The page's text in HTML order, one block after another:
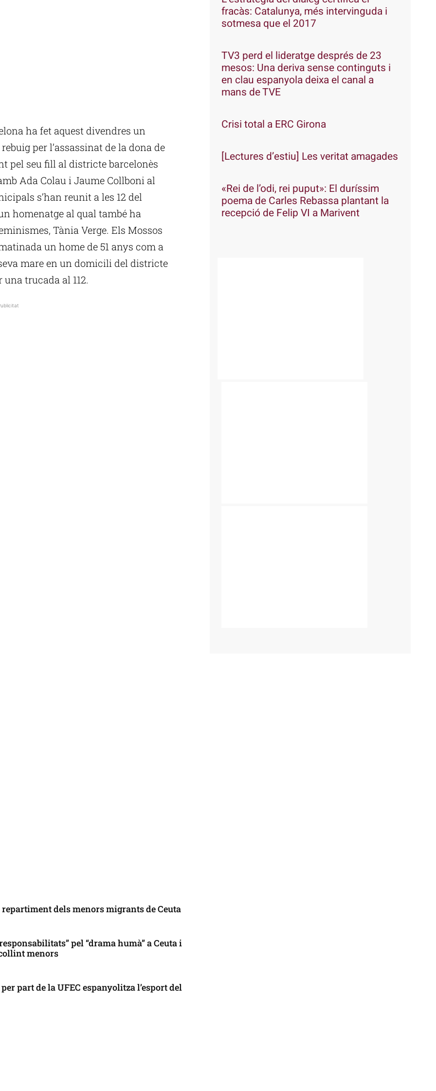
ha fet aquest divendres un
per l’assassinat de la dona de
pel seu fill al districte barcelonès
Ada Colau i Jaume Collboni al
s’han reunit a les 12 del
homenatge al qual també ha
Tània Verge. Els Mossos
un home de 51 anys com a
mare en un domicili del districte
trucada al 112.
dels menors migrants de Ceuta
pel “drama humà” a Ceuta i
menors
part de la UFEC espanyolitza l’esport del
fracàs: Catalunya, més intervinguda i
sotmesa que el 2017
TV3 perd el lideratge després de 23
mesos: Una deriva sense continguts i
en clau espanyola deixa el canal a
mans de TVE
Crisi total a ERC Girona
[Lectures d’estiu] Les veritat amagades
«Rei de l’odi, rei puput»: El duríssim
poema de Carles Rebassa plantant la
recepció de Felip VI a Marivent